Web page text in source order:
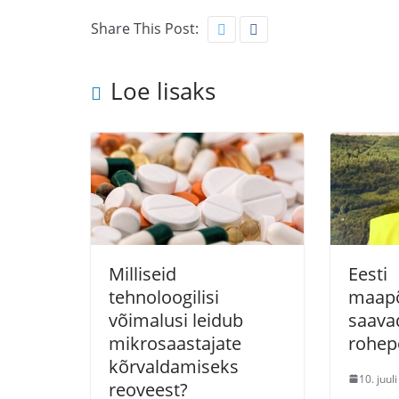
Share This Post:
Loe lisaks
Milliseid
tehnoloogilisi
võimalusi leidub
mikrosaastajate
kõrvaldamiseks
reoveest?
Eesti
10.